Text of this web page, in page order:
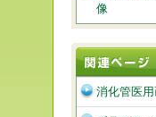
像
消化管医